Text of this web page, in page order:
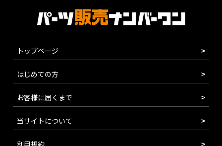
トップページ
はじめての方
お客様に届くまで
当サイトについて
利用規約